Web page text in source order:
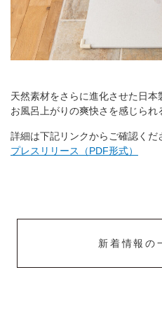
天然素材をさらに進化させた日本
お風呂上がりの爽快さを感じられ
詳細は下記リンクからご確認くだ
プレスリリース（PDF形式）
新着情報の